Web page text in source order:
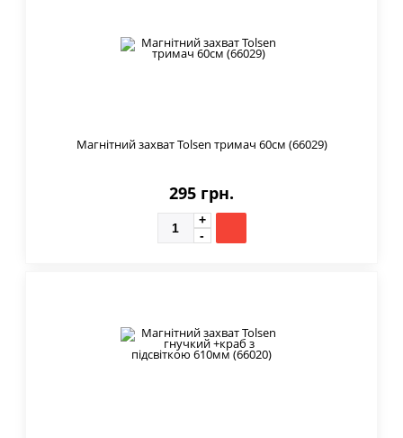
Магнітний захват Tolsen тримач 60см (66029)
295 грн.